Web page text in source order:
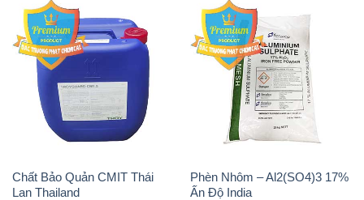
Chất Bảo Quản CMIT Thái
Lan Thailand
Phèn Nhôm – Al2(SO4)3 17%
Ấn Độ India